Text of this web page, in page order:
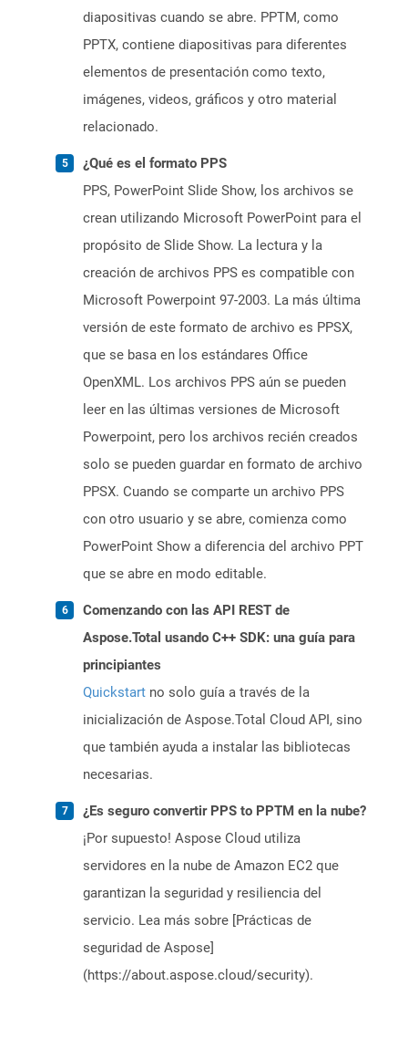
diapositivas cuando se abre. PPTM, como
PPTX, contiene diapositivas para diferentes
elementos de presentación como texto,
imágenes, videos, gráficos y otro material
relacionado.
¿Qué es el formato PPS
PPS, PowerPoint Slide Show, los archivos se
crean utilizando Microsoft PowerPoint para el
propósito de Slide Show. La lectura y la
creación de archivos PPS es compatible con
Microsoft Powerpoint 97-2003. La más última
versión de este formato de archivo es PPSX,
que se basa en los estándares Office
OpenXML. Los archivos PPS aún se pueden
leer en las últimas versiones de Microsoft
Powerpoint, pero los archivos recién creados
solo se pueden guardar en formato de archivo
PPSX. Cuando se comparte un archivo PPS
con otro usuario y se abre, comienza como
PowerPoint Show a diferencia del archivo PPT
que se abre en modo editable.
Comenzando con las API REST de
Aspose.Total usando C++ SDK: una guía para
principiantes
Quickstart no solo guía a través de la
inicialización de Aspose.Total Cloud API, sino
que también ayuda a instalar las bibliotecas
necesarias.
¿Es seguro convertir PPS to PPTM en la nube?
¡Por supuesto! Aspose Cloud utiliza
servidores en la nube de Amazon EC2 que
garantizan la seguridad y resiliencia del
servicio. Lea más sobre [Prácticas de
seguridad de Aspose]
(https://about.aspose.cloud/security).